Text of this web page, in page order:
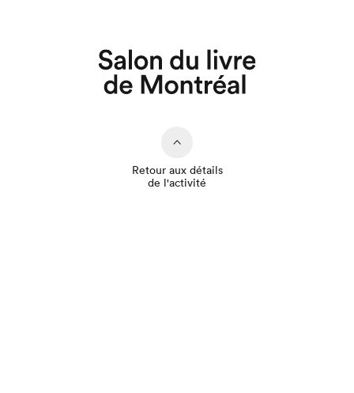
Que cherchez-vous?
Retour aux détails
de l'activité